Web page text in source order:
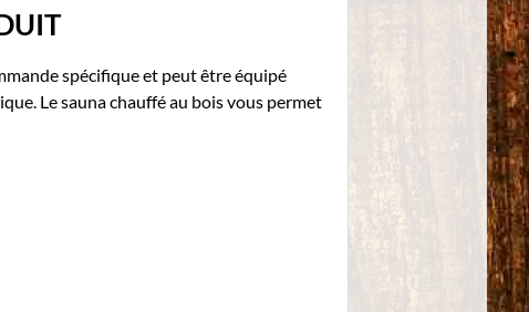
spécifique et peut être équipé
Le sauna chauffé au bois vous permet